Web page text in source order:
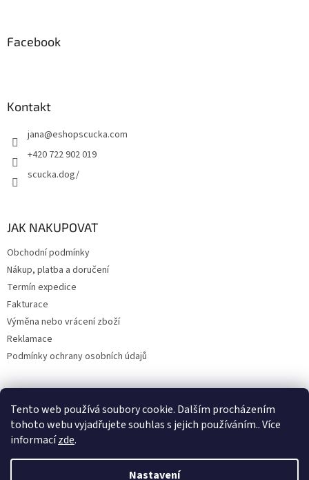
Tento web používá soubory cookie. Dalším procházením
tohoto webu vyjadřujete souhlas s jejich používáním.. Více
informacízde.
Nastavení
Facebook
Kontakt
jana@eshopscucka.com
+420 722 902 019
scucka.dog/
JAK NAKUPOVAT
Obchodní podmínky
Nákup, platba a doručení
Termín expedice
Fakturace
Výměna nebo vrácení zboží
Reklamace
Podmínky ochrany osobních údajů
Upravil 404notfound.cz